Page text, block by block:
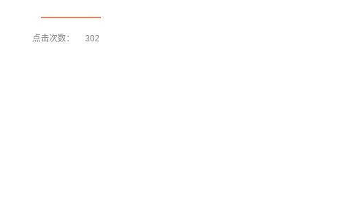
点击次数： 302